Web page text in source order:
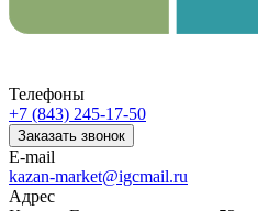
Телефоны
+7 (843) 245-17-50
Заказать звонок
E-mail
kazan-market@igcmail.ru
Адрес